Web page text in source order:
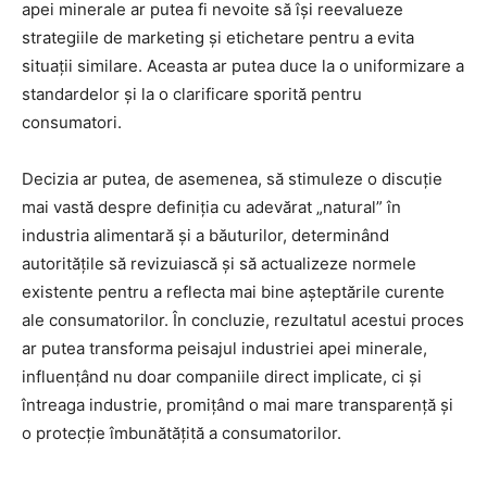
apei minerale ar putea fi nevoite să își reevalueze
strategiile de marketing și etichetare pentru a evita
situații similare. Aceasta ar putea duce la o uniformizare a
standardelor și la o clarificare sporită pentru
consumatori.
Decizia ar putea, de asemenea, să stimuleze o discuție
mai vastă despre definiția cu adevărat „natural” în
industria alimentară și a băuturilor, determinând
autoritățile să revizuiască și să actualizeze normele
existente pentru a reflecta mai bine așteptările curente
ale consumatorilor. În concluzie, rezultatul acestui proces
ar putea transforma peisajul industriei apei minerale,
influențând nu doar companiile direct implicate, ci și
întreaga industrie, promițând o mai mare transparență și
o protecție îmbunătățită a consumatorilor.